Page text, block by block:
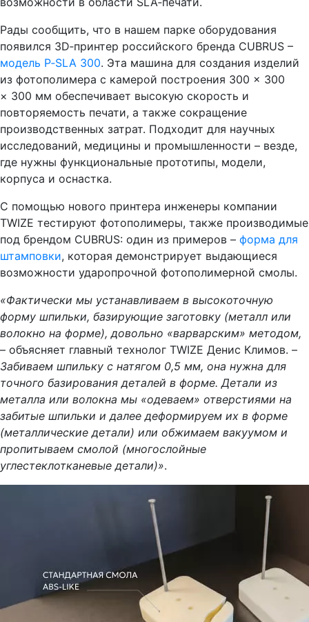
Рады сообщить, что в нашем парке оборудования
появился 3D‑принтер российского бренда CUBRUS –
модель P‑SLA 300. Эта машина для создания изделий
из фотополимера с камерой построения 300 × 300
× 300 мм обеспечивает высокую скорость и
повторяемость печати, а также сокращение
производственных затрат. Подходит для научных
исследований, медицины и промышленности – везде,
где нужны функциональные прототипы, модели,
корпуса и оснастка.
С помощью нового принтера инженеры компании
TWIZE тестируют фотополимеры, также производимые
под брендом CUBRUS: один из примеров – форма для
штамповки, которая демонстрирует выдающиеся
возможности ударопрочной фотополимерной смолы.
«Фактически мы устанавливаем в высокоточную
форму шпильки, базирующие заготовку (металл или
волокно на форме), довольно «варварским» методом,
– объясняет главный технолог TWIZE Денис Климов. –
Забиваем шпильку с натягом 0,5 мм, она нужна для
точного базирования деталей в форме. Детали из
металла или волокна мы «одеваем» отверстиями на
забитые шпильки и далее деформируем их в форме
(металлические детали) или обжимаем вакуумом и
пропитываем смолой (многослойные
углестеклотканевые детали)».